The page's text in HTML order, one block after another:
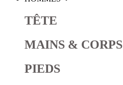
TÊTE
MAINS & CORPS
PIEDS